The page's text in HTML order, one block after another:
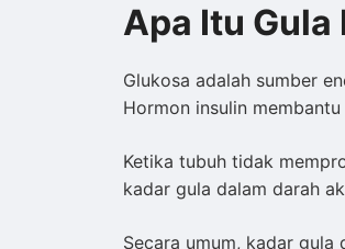
Apa Itu
Glukosa adalah sumber
Hormon insulin
Ketika tubuh tidak
kadar gula dalam darah
Secara umum, kadar